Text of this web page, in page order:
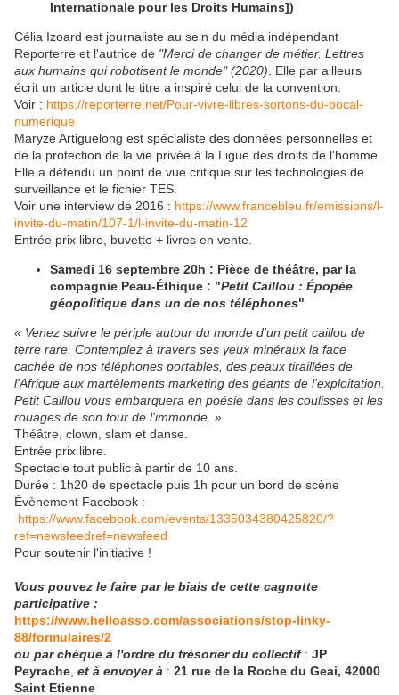
Internationale pour les Droits Humains])
Célia Izoard est journaliste au sein du média indépendant
Reporterre et l'autrice de "Merci de changer de métier. Lettres
aux humains qui robotisent le monde" (2020) . Elle par ailleurs
écrit un article dont le titre a inspiré celui de la convention.
Voir : https://reporterre.net/Pour-vivre-libres-sortons-du-bocal-
numerique
Maryze Artiguelong est spécialiste des données personnelles et
de la protection de la vie privée à la Ligue des droits de l'homme.
Elle a défendu un point de vue critique sur les technologies de
surveillance et le fichier TES.
Voir une interview de 2016 : https://www.francebleu.fr/emissions/l-
invite-du-matin/107-1/l-invite-du-matin-12
Entrée prix libre, buvette + livres en vente.
Samedi 16 septembre 20h : Pièce de théâtre, par la
compagnie Peau-Éthique : "Petit Caillou : Épopée
géopolitique dans un de nos téléphones"
« Venez suivre le périple autour du monde d'un petit caillou de
terre rare. Contemplez à travers ses yeux minéraux la face
cachée de nos téléphones portables, des peaux tiraillées de
l'Afrique aux martèlements marketing des géants de l'exploitation.
Petit Caillou vous embarquera en poésie dans les coulisses et les
rouages de son tour de l'immonde. »
Théâtre, clown, slam et danse.
Entrée prix libre.
Spectacle tout public à partir de 10 ans.
Durée : 1h20 de spectacle puis 1h pour un bord de scène
Évènement Facebook :
https://www.facebook.com/events/1335034380425820/?
ref=newsfeedref=newsfeed
Pour soutenir l'initiative !
Vous pouvez le faire par le biais de cette cagnotte
participative :
https://www.helloasso.com/associations/stop-linky-
88/formulaires/2
ou par chèque à l'ordre du trésorier du collectif: JP
Peyrache et à envoyer à : 21 rue de la Roche du Geai, 42000
Saint Etienne